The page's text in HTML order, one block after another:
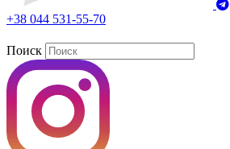
+38 044 531-55-70
Поиск